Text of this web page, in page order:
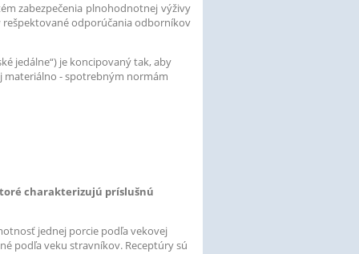
zabezpečenia plnohodnotnej výživy
rešpektované odporúčania odborníkov
jedálne“) je koncipovaný tak, aby
materiálno - spotrebným normám
charakterizujú príslušnú
jednej porcie podľa vekovej
podľa veku stravníkov. Receptúry sú